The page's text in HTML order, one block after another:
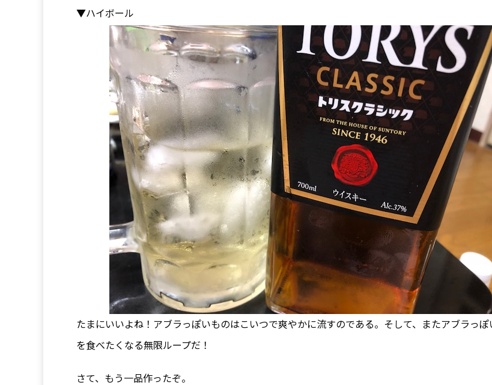
▼ハイボール
たまにいいよね！アブラっぽいものはこいつで爽やかに流すのである。そして、またアブラっぽ
を食べたくなる無限ループだ！
さて、もう一品作ったぞ。